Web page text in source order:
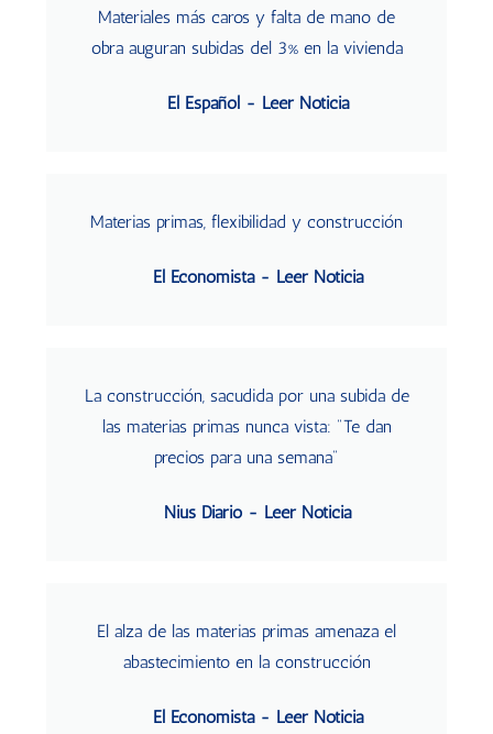
Materiales más caros y falta de mano de
obra auguran subidas del 3% en la vivienda
El Español - Leer Noticia
Materias primas, flexibilidad y construcción
El Economista - Leer Noticia
La construcción, sacudida por una subida de
las materias primas nunca vista: "Te dan
precios para una semana"
Nius Diario - Leer Noticia
El alza de las materias primas amenaza el
abastecimiento en la construcción
El Economista - Leer Noticia